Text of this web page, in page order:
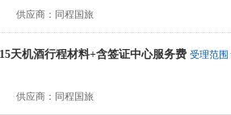
供应商：同程国旅
天机酒行程材料+含签证中心服务费 受理范围
供应商：同程国旅